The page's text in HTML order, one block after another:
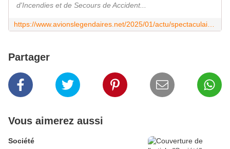
d'Incendies et de Secours de Accident...
Partager
Vous aimerez aussi
Société